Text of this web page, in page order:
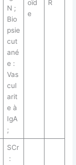
N ;
Bio
psie
cut
ané
e :
Vas
cul
arit
e à
IgA
;
oïd
e
R
SCr
: